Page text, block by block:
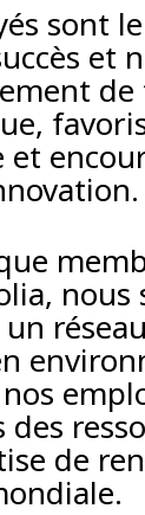
sont
et
de
et
nous
des
de